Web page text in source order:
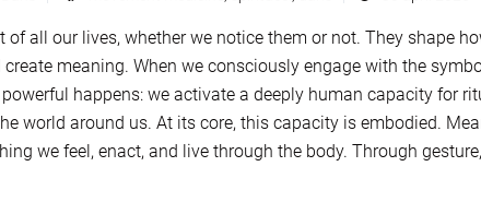
all our lives, whether we notice them or not. They shape
create meaning. When we consciously engage with the
happens: we activate a deeply human capacity for
world around us. At its core, this capacity is embodied.
we feel, enact, and live through the body. Through